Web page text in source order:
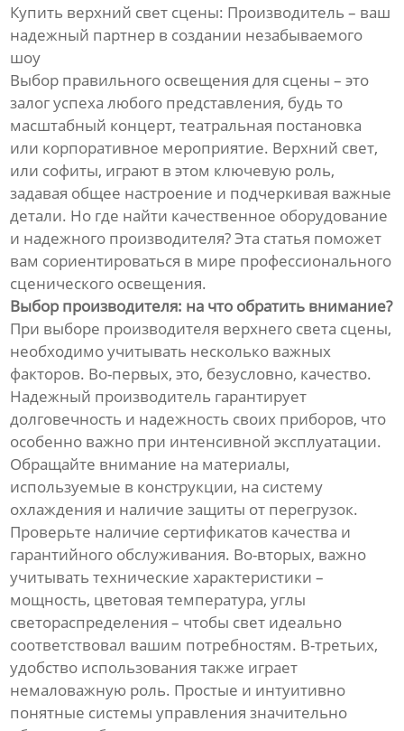
Купить верхний свет сцены: Производитель – ваш
надежный партнер в создании незабываемого
шоу
Выбор правильного освещения для сцены – это
залог успеха любого представления, будь то
масштабный концерт, театральная постановка
или корпоративное мероприятие. Верхний свет,
или софиты, играют в этом ключевую роль,
задавая общее настроение и подчеркивая важные
детали. Но где найти качественное оборудование
и надежного производителя? Эта статья поможет
вам сориентироваться в мире профессионального
сценического освещения.
Выбор производителя: на что обратить внимание?
При выборе производителя верхнего света сцены,
необходимо учитывать несколько важных
факторов. Во-первых, это, безусловно, качество.
Надежный производитель гарантирует
долговечность и надежность своих приборов, что
особенно важно при интенсивной эксплуатации.
Обращайте внимание на материалы,
используемые в конструкции, на систему
охлаждения и наличие защиты от перегрузок.
Проверьте наличие сертификатов качества и
гарантийного обслуживания. Во-вторых, важно
учитывать технические характеристики –
мощность, цветовая температура, углы
светораспределения – чтобы свет идеально
соответствовал вашим потребностям. В-третьих,
удобство использования также играет
немаловажную роль. Простые и интуитивно
понятные системы управления значительно